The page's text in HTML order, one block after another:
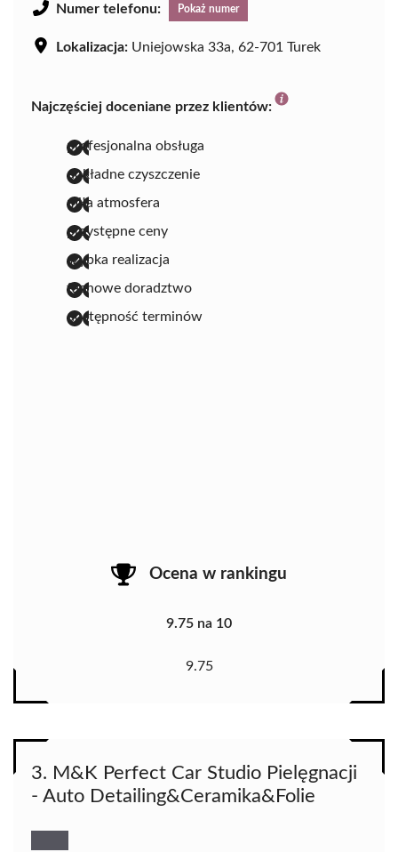
Numer telefonu: Pokaż numer
Lokalizacja: Uniejowska 33a, 62-701 Turek
Najczęściej doceniane przez klientów:
profesjonalna obsługa
dokładne czyszczenie
miła atmosfera
przystępne ceny
szybka realizacja
fachowe doradztwo
dostępność terminów
Ocena w rankingu
9.75 na 10
9.75
3. M&K Perfect Car Studio Pielęgnacji
- Auto Detailing&Ceramika&Folie